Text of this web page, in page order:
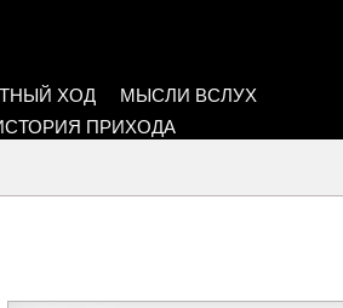
ХОД
МЫСЛИ ВСЛУХ
ПРИХОДА